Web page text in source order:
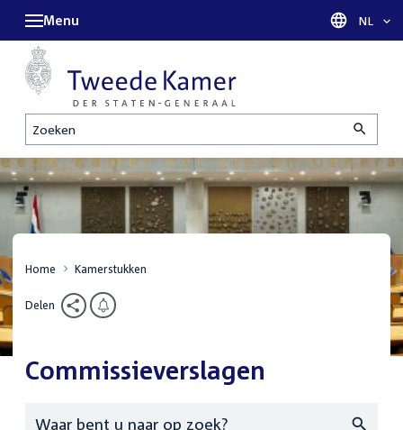
Zoeken
Menu Taal
NL
Home Kamerstukken
Delen
Commissieverslagen
Zoeken